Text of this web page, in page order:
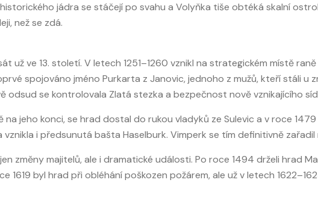
jádra se stáčejí po svahu a Volyňka tiše obtéká skalní
než se zdá.
už ve 13. století. V letech 1251–1260 vznikl na strategickém místě
spojováno jméno Purkarta z Janovic, jednoho z mužů, kteří stáli
odsud se kontrolovala Zlatá stezka a bezpečnost nově vznikajícího
na jeho konci, se hrad dostal do rukou vladyků ze Sulevic a v roce
i předsunutá bašta Haselburk. Vimperk se tím definitivně
změny majitelů, ale i dramatické události. Po roce 1494 drželi hrad
1619 byl hrad při obléhání poškozen požárem, ale už v letech